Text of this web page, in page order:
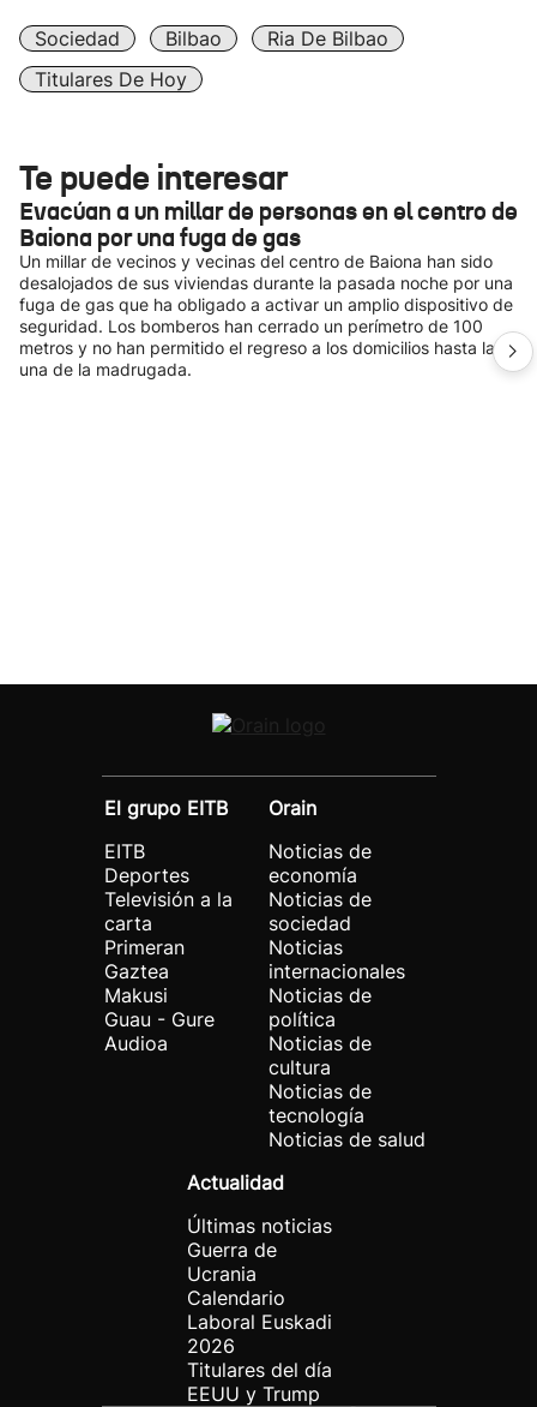
Sociedad Bilbao
Ria De Bilbao
Titulares De Hoy
Te puede interesar
Evacúan a un millar de personas en el centro de
Baiona por una fuga de gas
Un millar de vecinos y vecinas del centro de Baiona han sido
desalojados de sus viviendas durante la pasada noche por una
fuga de gas que ha obligado a activar un amplio dispositivo de
seguridad. Los bomberos han cerrado un perímetro de 100
metros y no han permitido el regreso a los domicilios hasta la
una de la madrugada.
El grupo EITB
EITB
Deportes
Televisión a la
carta
Primeran
Gaztea
Makusi
Guau - Gure
Audioa
Orain
Noticias de
economía
Noticias de
sociedad
Noticias
internacionales
Noticias de
política
Noticias de
cultura
Noticias de
tecnología
Noticias de salud
Actualidad
Últimas noticias
Guerra de
Ucrania
Calendario
Laboral Euskadi
2026
Titulares del día
EEUU y Trump